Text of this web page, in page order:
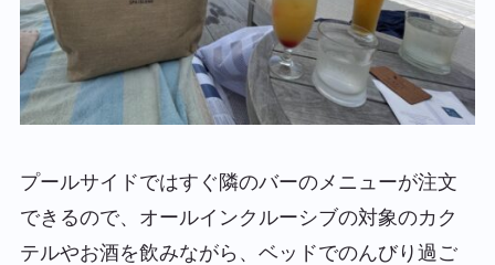
プールサイドではすぐ隣のバーのメニューが注文
できるので、オールインクルーシブの対象のカク
テルやお酒を飲みながら、ベッドでのんびり過ご